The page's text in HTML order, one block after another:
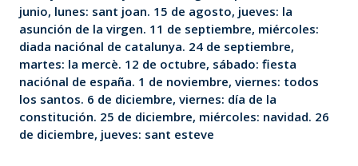
junio, lunes: sant joan. 15 de agosto, jueves: la
asunción de la virgen. 11 de septiembre, miércoles:
diada naciónal de catalunya. 24 de septiembre,
martes: la mercè. 12 de octubre, sábado: fiesta
naciónal de españa. 1 de noviembre, viernes: todos
los santos. 6 de diciembre, viernes: día de la
constitución. 25 de diciembre, miércoles: navidad. 26
de diciembre, jueves: sant esteve